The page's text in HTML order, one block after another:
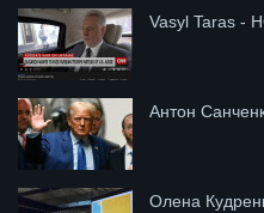
Vasyl Taras -
Антон
Олена